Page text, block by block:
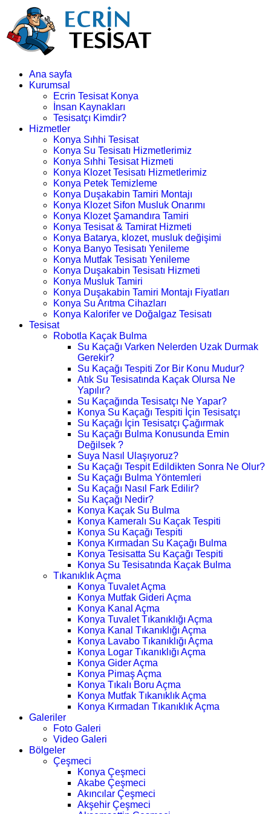
Ana sayfa
Kurumsal
Ecrin Tesisat Konya
İnsan Kaynakları
Tesisatçı Kimdir?
Hizmetler
Konya Sıhhi Tesisat
Konya Su Tesisatı Hizmetlerimiz
Konya Sıhhi Tesisat Hizmeti
Konya Klozet Tesisatı Hizmetlerimiz
Konya Petek Temizleme
Konya Duşakabin Tamiri Montajı
Konya Klozet Sifon Musluk Onarımı
Konya Klozet Şamandıra Tamiri
Konya Tesisat & Tamirat Hizmeti
Konya Batarya, klozet, musluk değişimi
Konya Banyo Tesisatı Yenileme
Konya Mutfak Tesisatı Yenileme
Konya Duşakabin Tesisatı Hizmeti
Konya Musluk Tamiri
Konya Duşakabin Tamiri Montajı Fiyatları
Konya Su Arıtma Cihazları
Konya Kalorifer ve Doğalgaz Tesisatı
Tesisat
Robotla Kaçak Bulma
Su Kaçağı Varken Nelerden Uzak Durmak
Gerekir?
Su Kaçağı Tespiti Zor Bir Konu Mudur?
Atık Su Tesisatında Kaçak Olursa Ne
Yapılır?
Su Kaçağında Tesisatçı Ne Yapar?
Konya Su Kaçağı Tespiti İçin Tesisatçı
Su Kaçağı İçin Tesisatçı Çağırmak
Su Kaçağı Bulma Konusunda Emin
Değilsek ?
Suya Nasıl Ulaşıyoruz?
Su Kaçağı Tespit Edildikten Sonra Ne Olur?
Su Kaçağı Bulma Yöntemleri
Su Kaçağı Nasıl Fark Edilir?
Su Kaçağı Nedir?
Konya Kaçak Su Bulma
Konya Kameralı Su Kaçak Tespiti
Konya Su Kaçağı Tespiti
Konya Kırmadan Su Kaçağı Bulma
Konya Tesisatta Su Kaçağı Tespiti
Konya Su Tesisatında Kaçak Bulma
Tıkanıklık Açma
Konya Tuvalet Açma
Konya Mutfak Gideri Açma
Konya Kanal Açma
Konya Tuvalet Tıkanıklığı Açma
Konya Kanal Tıkanıklığı Açma
Konya Lavabo Tıkanıklığı Açma
Konya Logar Tıkanıklığı Açma
Konya Gider Açma
Konya Pimaş Açma
Konya Tıkalı Boru Açma
Konya Mutfak Tıkanıklık Açma
Konya Kırmadan Tıkanıklık Açma
Galeriler
Foto Galeri
Video Galeri
Bölgeler
Çeşmeci
Konya Çeşmeci
Akabe Çeşmeci
Akıncılar Çeşmeci
Akşehir Çeşmeci